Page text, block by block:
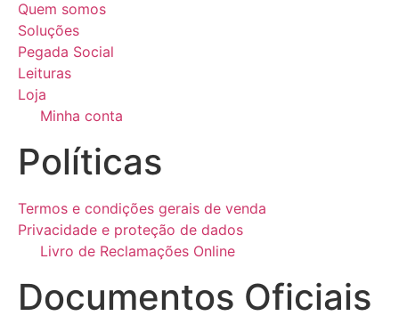
Quem somos
Soluções
Pegada Social
Leituras
Loja
Minha conta
Políticas
Termos e condições gerais de venda
Privacidade e proteção de dados
Livro de Reclamações Online
Documentos Oficiais